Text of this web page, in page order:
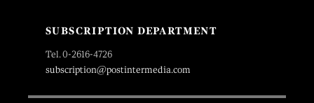
SUBSCRIPTION DEPARTMENT
Tel. 0-2616-4726
subscription@postintermedia.com